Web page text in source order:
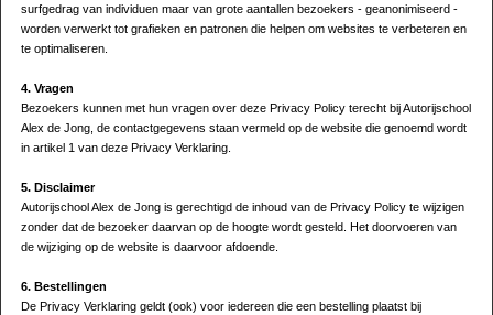
surfgedrag van individuen maar van grote aantallen bezoekers - geanonimiseerd -
worden verwerkt tot grafieken en patronen die helpen om websites te verbeteren en
te optimaliseren.
4. Vragen
Bezoekers kunnen met hun vragen over deze Privacy Policy terecht bij Autorijschool
Alex de Jong, de contactgegevens staan vermeld op de website die genoemd wordt
in artikel 1 van deze Privacy Verklaring.
5. Disclaimer
Autorijschool Alex de Jong is gerechtigd de inhoud van de Privacy Policy te wijzigen
zonder dat de bezoeker daarvan op de hoogte wordt gesteld. Het doorvoeren van
de wijziging op de website is daarvoor afdoende.
6. Bestellingen
De Privacy Verklaring geldt (ook) voor iedereen die een bestelling plaatst bij